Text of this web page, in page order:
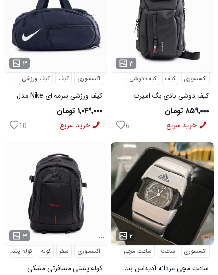
۳ ...
اکسسوری کیف کیف ورزشی
کیف ورزشی سرمه ای Nike مدل
50701
۱,۰۴۹,۰۰۰ تومان
خرید سریع 10
۳ ...
اکسسوری کیف کیف دوشی
کیف دوشی بادی بگ اسپرت
Bange مدل 50695
۸۵۹,۰۰۰ تومان
خرید سریع 6
۳ ...
اکسسوری سفر کوله کوله پشتی
کوله پشتی مسافرتی مشکی
۲ ...
اکسسوری ساعت ساعت مچی
ساعت مچی مردانه آدیداس بند